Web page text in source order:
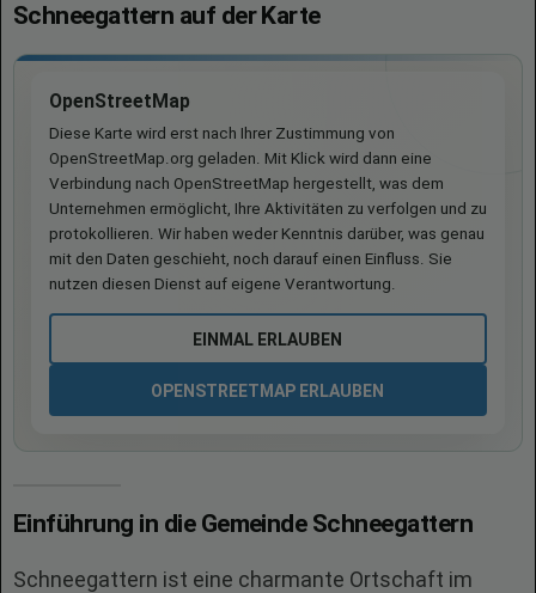
Schneegattern auf der Karte
OpenStreetMap
Diese Karte wird erst nach Ihrer Zustimmung von
OpenStreetMap.org geladen. Mit Klick wird dann eine
Verbindung nach OpenStreetMap hergestellt, was dem
Unternehmen ermöglicht, Ihre Aktivitäten zu verfolgen und zu
protokollieren. Wir haben weder Kenntnis darüber, was genau
mit den Daten geschieht, noch darauf einen Einfluss. Sie
nutzen diesen Dienst auf eigene Verantwortung.
EINMAL ERLAUBEN
OPENSTREETMAP ERLAUBEN
Einführung in die Gemeinde Schneegattern
Schneegattern ist eine charmante Ortschaft im